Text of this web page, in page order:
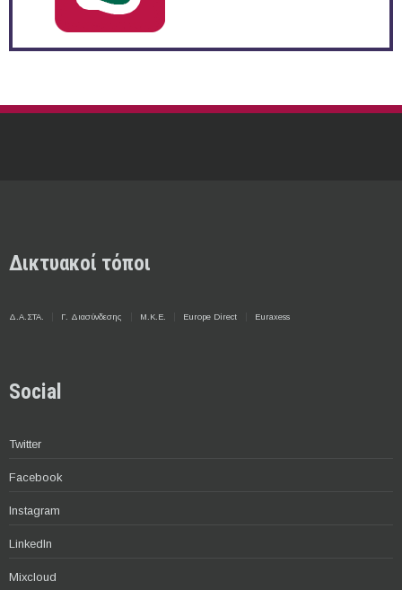
Δικτυακοί τόποι
Δ.Α.ΣΤΑ. Γ. Διασύνδεσης Μ.Κ.Ε. Europe Direct Euraxess
Social
Twitter
Facebook
Instagram
LinkedIn
Mixcloud